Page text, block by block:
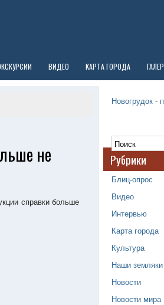
ВИДЕО КАРТА ГОРОДА
не
Новогрудок -
Рубрики
Блиц-опрос
Видео
Интервью
Карта города
Культура
Наши земляки
Новости
Новости мира